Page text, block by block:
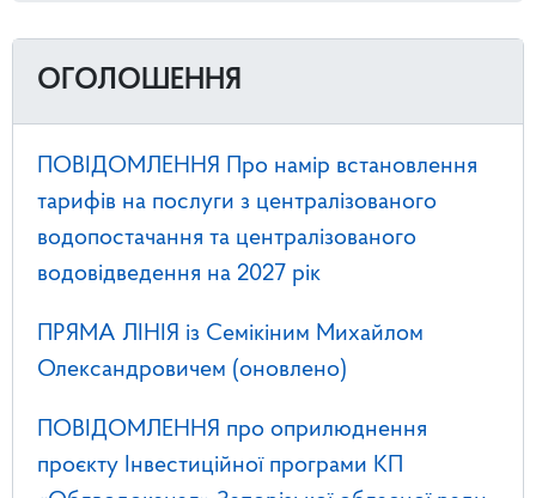
ОГОЛОШЕННЯ
ПОВІДОМЛЕННЯ Про намір встановлення
тарифів на послуги з централізованого
водопостачання та централізованого
водовідведення на 2027 рік
ПРЯМА ЛІНІЯ із Семікіним Михайлом
Олександровичем (оновлено)
ПОВІДОМЛЕННЯ про оприлюднення
проєкту Інвестиційної програми КП